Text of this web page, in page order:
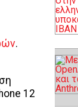
.
12